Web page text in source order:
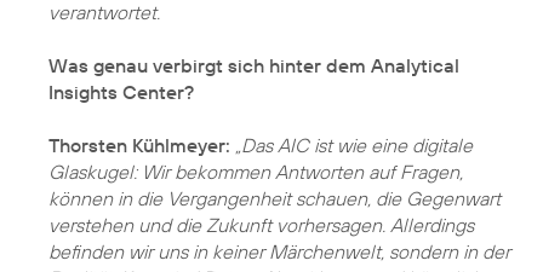
verantwortet.
Was genau verbirgt sich hinter dem Analytical
Insights Center?
Thorsten Kühlmeyer: „Das AIC ist wie eine digitale
Glaskugel: Wir bekommen Antworten auf Fragen,
können in die Vergangenheit schauen, die Gegenwart
verstehen und die Zukunft vorhersagen. Allerdings
befinden wir uns in keiner Märchenwelt, sondern in der